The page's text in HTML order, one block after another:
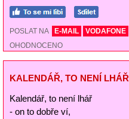
POSLAT NA E-MAIL VODAFONE
OHODNOCENO
KALENDÁŘ, TO NENÍ LHÁŘ
Kalendář, to není lhář
- on to dobře ví,